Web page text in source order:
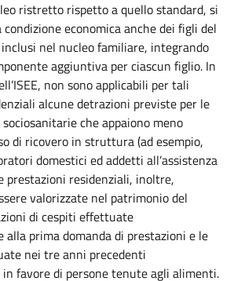
ristretto rispetto a quello standard, si
economica anche dei figli del
nel nucleo familiare, integrando
aggiuntiva per ciascun figlio. In
non sono applicabili per tali
alcune detrazioni previste per le
che appaiono meno
di ricovero in struttura (ad esempio,
domestici ed addetti all’assistenza
prestazioni residenziali, inoltre,
valorizzate nel patrimonio del
di cespiti effettuate
alla prima domanda di prestazioni e le
nei tre anni precedenti
in favore di persone tenute agli alimenti.